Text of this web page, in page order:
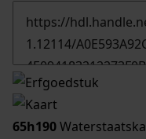
65h190